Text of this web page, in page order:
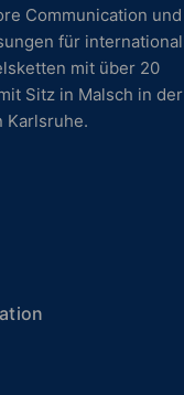
Communication und
für international
mit über 20
Sitz in Malsch in der
Karlsruhe.